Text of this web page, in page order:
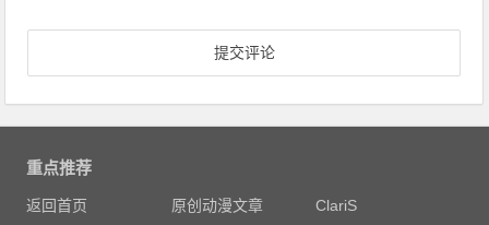
重点推荐
返回首页 原创动漫文章
ClariS